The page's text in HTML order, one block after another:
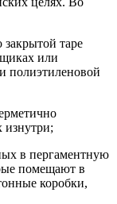
таре
или
полиэтиленовой
изнутри;
в пергаментную
помещают в
коробки,